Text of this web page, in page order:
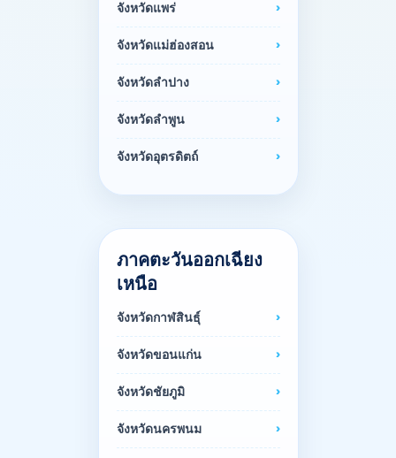
จังหวัดแพร่
จังหวัดแม่ฮ่องสอน
จังหวัดลำปาง
จังหวัดลำพูน
จังหวัดอุตรดิตถ์
ภาคตะวันออกเฉียง
เหนือ
จังหวัดกาฬสินธุ์
จังหวัดขอนแก่น
จังหวัดชัยภูมิ
จังหวัดนครพนม